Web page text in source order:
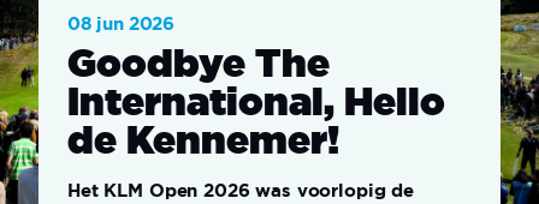
08 jun 2026
Goodbye The
International, Hello
de Kennemer!
Het KLM Open 2026 was voorlopig de